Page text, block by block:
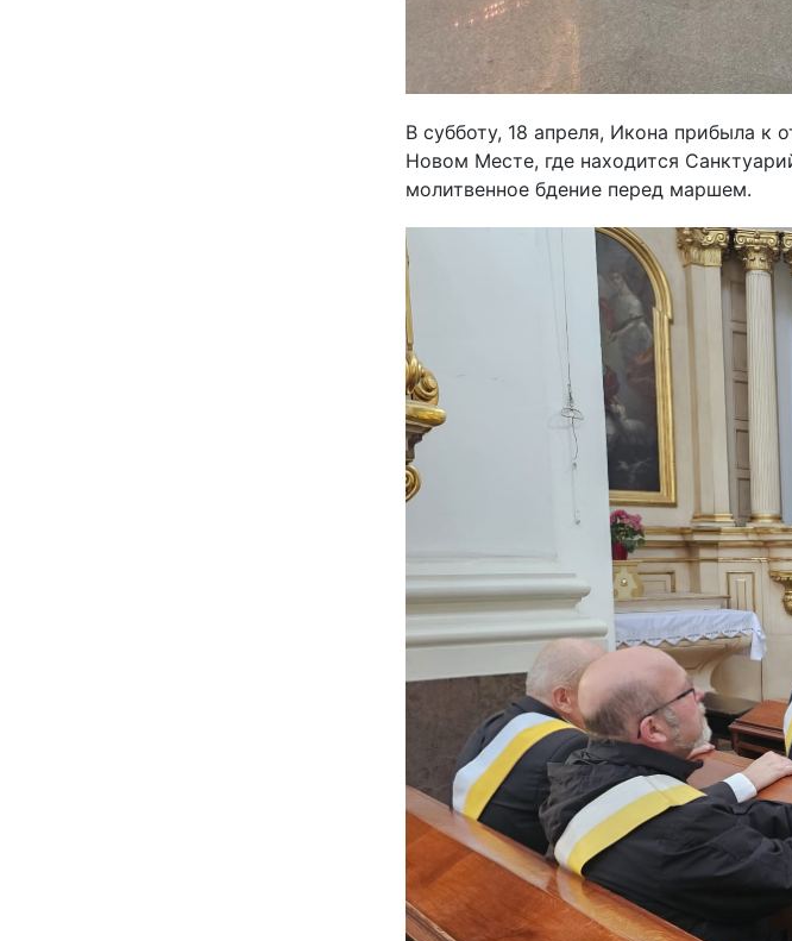
В субботу, 18 апреля, Икона прибыла к
Новом Месте, где находится
молитвенное бдение перед маршем.